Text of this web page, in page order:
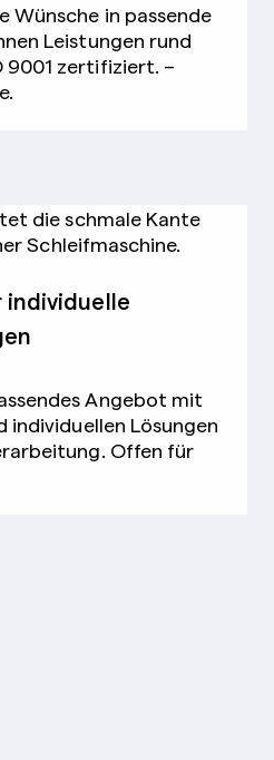
Wünsche in passende
Leistungen rund
individuelle
Angebot mit
individuellen Lösungen
Offen für